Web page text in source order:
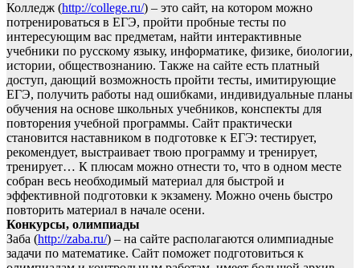
Колледж (http://college.ru/) – это сайт, на котором можно
потренироваться в ЕГЭ, пройти пробные тесты по
интересующим вас предметам, найти интерактивные
учебники по русскому языку, информатике, физике, биологии,
истории, обществознанию. Также на сайте есть платный
доступ, дающий возможность пройти тесты, имитирующие
ЕГЭ, получить работы над ошибками, индивидуальные планы
обучения на основе школьных учебников, конспекты для
повторения учебной программы. Сайт практически
становится наставником в подготовке к ЕГЭ: тестирует,
рекомендует, выстраивает твою программу и тренирует,
тренирует… К плюсам можно отнести то, что в одном месте
собран весь необходимый материал для быстрой и
эффективной подготовки к экзамену. Можно очень быстро
повторить материал в начале осени.
Конкурсы, олимпиады
Заба (http://zaba.ru/) – на сайте располагаются олимпиадные
задачи по математике. Сайт поможет подготовиться к